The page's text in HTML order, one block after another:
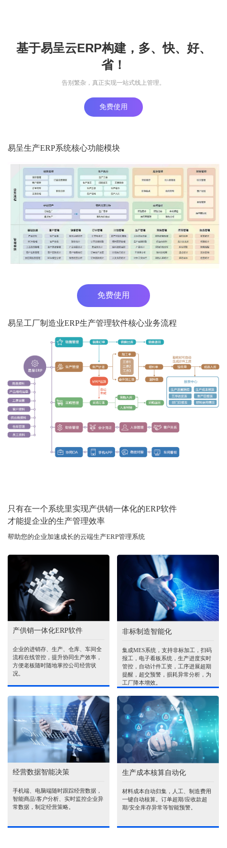
基于易呈云ERP构建，多、快、好、
省！
告别繁杂，真正实现一站式线上管理。
免费使用
易呈生产ERP系统核心功能模块
免费使用
易呈工厂制造业ERP生产管理软件核心业务流程
只有在一个系统里实现产供销一体化的ERP软件
才能提企业的生产管理效率
帮助您的企业加速成长的云端生产ERP管理系统
产供销一体化ERP软件
企业的进销存、生产、仓库、车间全
流程在线管控，提升协同生产效率，
方便老板随时随地掌控公司经营状
况。
非标制造智能化
集成MES系统，支持非标加工，扫码
报工，电子看板系统，生产进度实时
管控，自动计件工资，工序进展超期
提醒，超交预警，损耗异常分析，为
工厂降本增效。
经营数据智能决策
手机端、电脑端随时跟踪经营数据，
智能商品\客户分析、实时监控企业异
常数据，制定经营策略。
生产成本核算自动化
材料成本自动归集，人工、制造费用
一键自动核算。订单超期/应收款超
期/安全库存异常等智能预警。